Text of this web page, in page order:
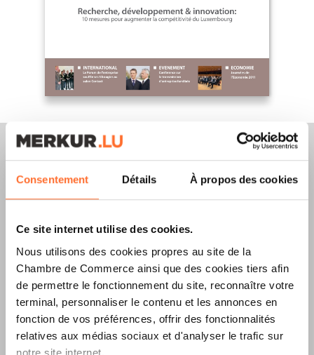
Consentement Détails À propos des cookies
Ce site internet utilise des cookies.
Nous utilisons des cookies propres au site de la
Chambre de Commerce ainsi que des cookies tiers afin
de permettre le fonctionnement du site, reconnaître votre
terminal, personnaliser le contenu et les annonces en
fonction de vos préférences, offrir des fonctionnalités
relatives aux médias sociaux et d'analyser le trafic sur
notre site internet.
Merkur Magazine
L’ÉDITIONÉTÉ
2026EST
DISPONIBLE !